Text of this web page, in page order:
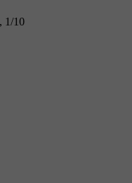
1/10